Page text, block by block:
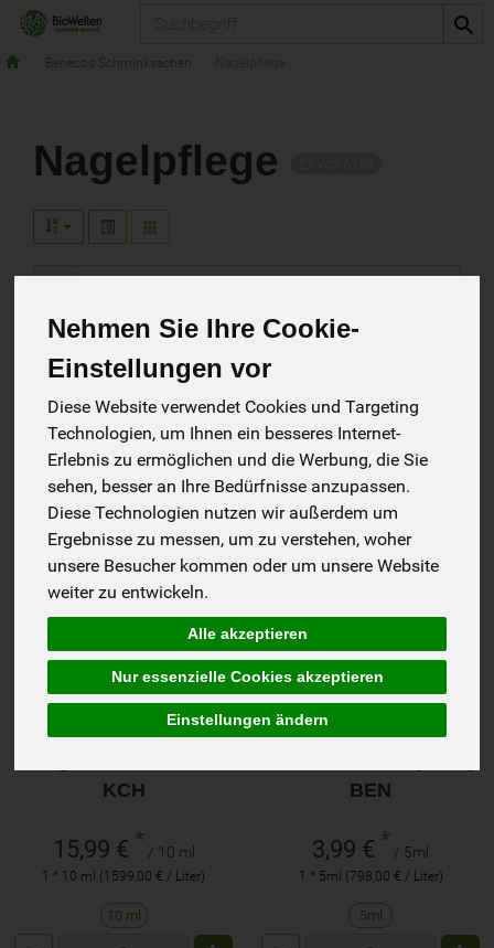
Nehmen Sie Ihre Cookie-
Einstellungen vor
Diese Website verwendet Cookies und Targeting
Technologien, um Ihnen ein besseres Internet-
Erlebnis zu ermöglichen und die Werbung, die Sie
sehen, besser an Ihre Bedürfnisse anzupassen.
Diese Technologien nutzen wir außerdem um
Ergebnisse zu messen, um zu verstehen, woher
unsere Besucher kommen oder um unsere Website
weiter zu entwickeln.
Alle akzeptieren
Nur essenzielle Cookies akzeptieren
Einstellungen ändern
Benecos Schminksachen
Nagelpflege
Hersteller Ernährung
Allergene
Art.-Nr. 201306
KCH
15,99 € * / 10 ml
1 * 10 ml (1599,00 € / Liter)
10 ml
Art.-Nr. 84090
BEN
3,99 € * / 5ml
1 * 5ml (798,00 € / Liter)
5ml